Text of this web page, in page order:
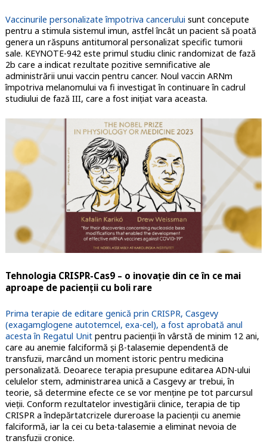
Vaccinurile personalizate împotriva cancerului sunt concepute
pentru a stimula sistemul imun, astfel încât un pacient să poată
genera un răspuns antitumoral personalizat specific tumorii
sale. KEYNOTE-942 este primul studiu clinic randomizat de fază
2b care a indicat rezultate pozitive semnificative ale
administrării unui vaccin pentru cancer. Noul vaccin ARNm
împotriva melanomului va fi investigat în continuare în cadrul
studiului de fază III, care a fost iniţiat vara aceasta.
Tehnologia CRISPR-Cas9 – o inovaţie din ce în ce mai
aproape de pacienţii cu boli rare
Prima terapie de editare genică prin CRISPR, Casgevy
(exagamglogene autotemcel, exa-cel), a fost aprobată anul
acesta în Regatul Unitpentru pacienții în vârstă de minim 12 ani,
care au anemie falciformă și β-talasemie dependentă de
transfuzii, marcând un moment istoric pentru medicina
personalizată. Deoarece terapia presupune editarea ADN-ului
celulelor stem, administrarea unică a Casgevy ar trebui, în
teorie, să determine efecte ce se vor menţine pe tot parcursul
vieţii. Conform rezultatelor investigării clinice, terapia de tip
CRISPR a îndepărtatcrizele dureroase la pacienţii cu anemie
falciformă, iar la cei cu beta-talasemie a eliminat nevoia de
transfuzii cronice.